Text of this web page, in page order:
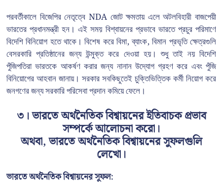
পরবর্তীকালে বিজেপির নেতৃত্বে NDA জোট ক্ষমতায় এলে অটলবিহারী বাজপেয়ী
ভারতের প্রধানমন্ত্রী হন। এই সময় বিশ্বায়নের প্রভাবে ভারতে প্রচুর পরিমাণে
বিদেশি বিনিয়োগ হতে থাকে। বিশেষ করে বিমা, ব্যাংক, বিমান প্রভৃতি ক্ষেত্রগুলি
বেসরকারি প্রতিষ্ঠানের জন্য উন্মুক্ত করে দেওয়া হয়। শুধু তাই নয় বিদেশি
পুঁজিপতিরা ভারতকে আকর্ষণ করার জন্য নানান উদ্যোগ গ্রহণ করে এবং পুঁজি
বিনিয়োগের আহবান জানায়। সরকার সবকিছুতেই চুক্তিভিত্তিক কর্মী নিয়োগ করে
জনগণের জন্য সরকারি পরিসেবা প্রদান কমিয়ে ফেলে।
৩ । ভারতে অর্থনৈতিক বিশ্বায়নের ইতিবাচক প্রভাব
সম্পর্কে আলোচনা করো।
অথবা, ভারতে অর্থনৈতিক বিশ্বায়নের সুফলগুলি
লেখো।
ভারতে অর্থনৈতিক বিশ্বায়নের সুফল: